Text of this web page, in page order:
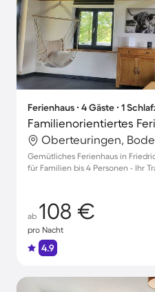
Ferienhaus ∙ 4 Gäste ∙ 1
Oberteuringen,
Gemütliches Ferienhaus in
für Familien bis 4 Personen - Ihr
ab 108 €
pro Nacht
4.9